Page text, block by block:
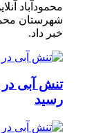
محمودآباد
خبر داد.
تنش آبی
رسيد